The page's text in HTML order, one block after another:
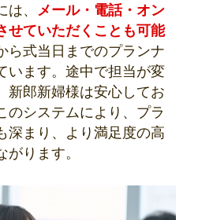
、 メール・電話・オン
せていただくことも可能
ら式当日までのプランナ
います。途中で担当が変
新郎新婦様は安心してお
のシステムにより、プラ
深まり、より満足度の高
ります。